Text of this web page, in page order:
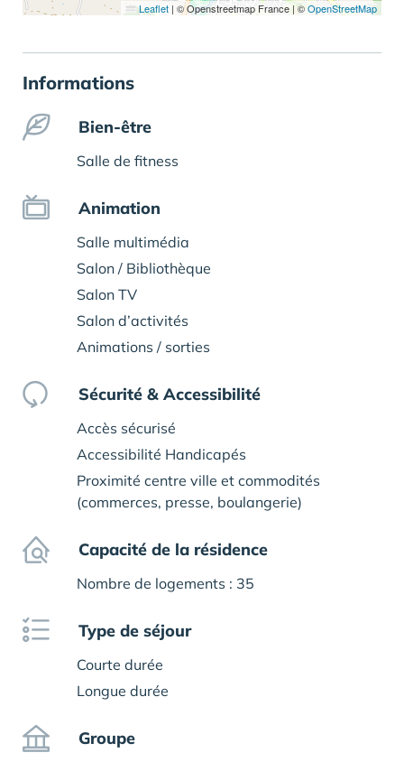
Leaflet | © Openstreetmap France | ©OpenStreetMap
Informations
Bien-être
Salle de fitness
Animation
Salle multimédia
Salon / Bibliothèque
Salon TV
Salon d’activités
Animations / sorties
Sécurité & Accessibilité
Accès sécurisé
Accessibilité Handicapés
Proximité centre ville et commodités
(commerces, presse, boulangerie)
Capacité de la résidence
Nombre de logements : 35
Type de séjour
Courte durée
Longue durée
Groupe